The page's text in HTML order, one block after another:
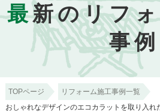
最新のリフ
事例
TOPページ
リフォーム施工事例一覧
おしゃれなデザインのエコカラットを取り入れ